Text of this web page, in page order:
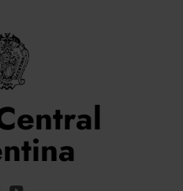
Vicentina De Valencia